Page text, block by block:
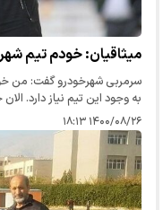
میثاقیان: خودم تیم
سرمربی شهرخودرو گفت: من
به وجود این تیم نیاز دارد.
باید کدورت‌ها را کنار بگذاریم
۱۴۰۰/۰۸/۲۶ ۱۸:۱۳